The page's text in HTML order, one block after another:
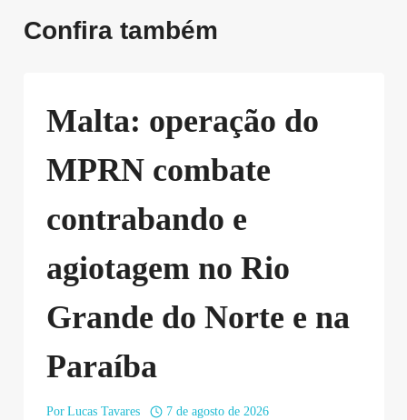
Confira também
Malta: operação do
MPRN combate
contrabando e
agiotagem no Rio
Grande do Norte e na
Paraíba
Por Lucas Tavares
7 de agosto de 2026